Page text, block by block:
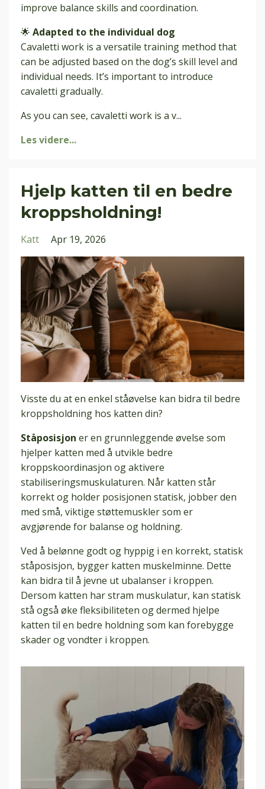
improve balance skills and coordination.
🌟 Adapted to the individual dog
Cavaletti work is a versatile training method that
can be adjusted based on the dog’s skill level and
individual needs. It’s important to introduce
cavaletti gradually.
As you can see, cavaletti work is a v...
Les videre...
Hjelp katten til en bedre
kroppsholdning!
Katt Apr 19, 2026
Visste du at en enkel ståøvelse kan bidra til bedre
kroppsholdning hos katten din?
Ståposisjon er en grunnleggende øvelse som
hjelper katten med å utvikle bedre
kroppskoordinasjon og aktivere
stabiliseringsmuskulaturen. Når katten står
korrekt og holder posisjonen statisk, jobber den
med små, viktige støttemuskler som er
avgjørende for balanse og holdning.
Ved å belønne godt og hyppig i en korrekt, statisk
ståposisjon, bygger katten muskelminne. Dette
kan bidra til å jevne ut ubalanser i kroppen.
Dersom katten har stram muskulatur, kan statisk
stå også øke fleksibiliteten og dermed hjelpe
katten til en bedre holdning som kan forebygge
skader og vondter i kroppen.